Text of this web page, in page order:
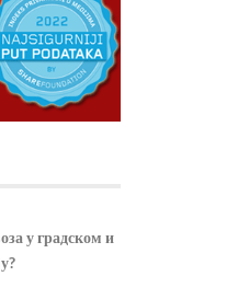
у градском и